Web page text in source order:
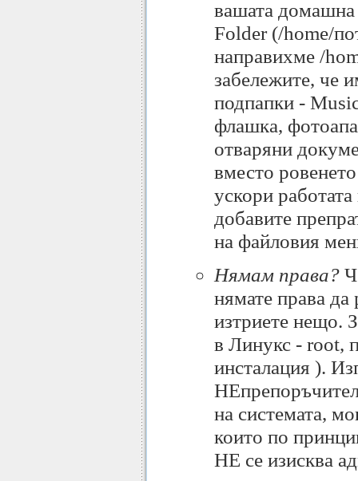
вашата домашна
Folder (/home/
направихме /
забележите, че
подпапки -
флашка,
отваряни
вместо
ускори
добавите
на файловия
Нямам права?
нямате права
изтриете нещо.
в Линукс - root,
инсталация ).
на системата,
които по
НЕ се изисква